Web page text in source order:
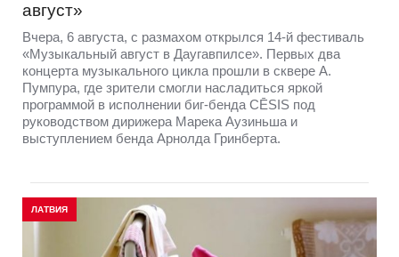
август»
Вчера, 6 августа, с размахом открылся 14-й фестиваль
«Музыкальный август в Даугавпилсе». Первых два
концерта музыкального цикла прошли в сквере А.
Пумпура, где зрители смогли насладиться яркой
программой в исполнении биг-бенда CĒSIS под
руководством дирижера Марека Аузиньша и
выступлением бенда Арнолда Гринберта.
ЛАТВИЯ